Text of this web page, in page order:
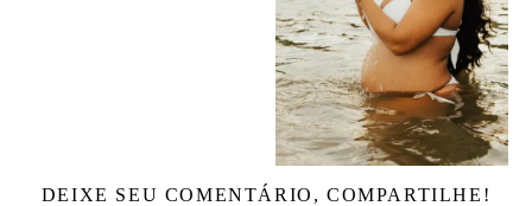
DEIXE SEU COMENTÁRIO, COMPARTILHE!